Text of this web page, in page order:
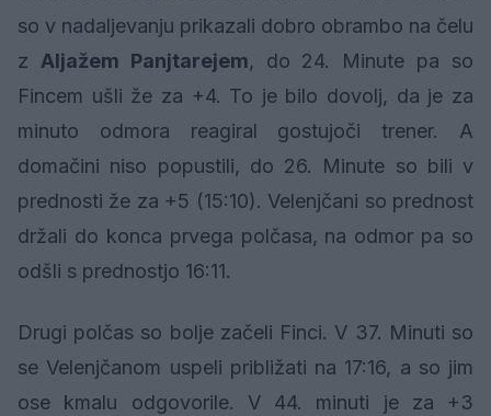
so v nadaljevanju prikazali dobro obrambo na čelu
z Aljažem Panjtarejem, do 24. Minute pa so
Fincem ušli že za +4. To je bilo dovolj, da je za
minuto odmora reagiral gostujoči trener. A
domačini niso popustili, do 26. Minute so bili v
prednosti že za +5 (15:10). Velenjčani so prednost
držali do konca prvega polčasa, na odmor pa so
odšli s prednostjo 16:11.
Drugi polčas so bolje začeli Finci. V 37. Minuti so
se Velenjčanom uspeli približati na 17:16, a so jim
ose kmalu odgovorile. V 44. minuti je za +3